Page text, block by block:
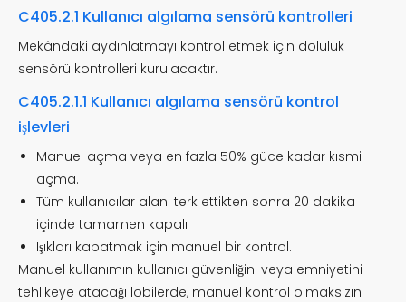
C405.2.1 Kullanıcı algılama sensörü kontrolleri
Mekândaki aydınlatmayı kontrol etmek için doluluk
sensörü kontrolleri kurulacaktır.
C405.2.1.1 Kullanıcı algılama sensörü kontrol
işlevleri
Manuel açma veya en fazla 50% güce kadar kısmi
açma.
Tüm kullanıcılar alanı terk ettikten sonra 20 dakika
içinde tamamen kapalı
Işıkları kapatmak için manuel bir kontrol.
Manuel kullanımın kullanıcı güvenliğini veya emniyetini
tehlikeye atacağı lobilerde, manuel kontrol olmaksızın